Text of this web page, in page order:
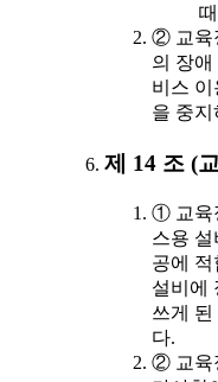
때
② 교육
의 장애
비스
을 중
제 14 조 (
① 교육
스용 설
공에
설비에
쓰게 된
다.
② 교육